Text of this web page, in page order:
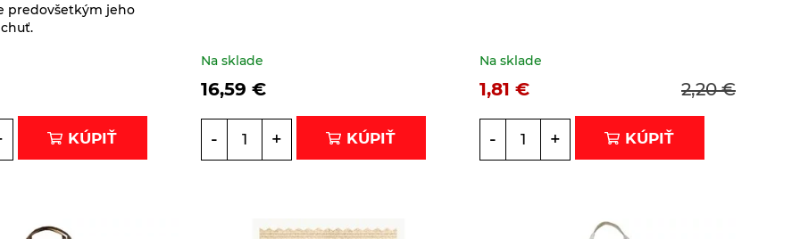
predovšetkým jeho
KÚPIŤ
Na sklade
16,59 €
- + KÚPIŤ
Na sklade
1,81 € 2,20€
- + KÚPIŤ